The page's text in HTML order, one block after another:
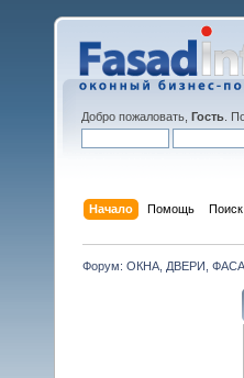
Добро пожаловать, Гость .
Начало Помощь Поиск
Форум: ОКНА, ДВЕРИ,